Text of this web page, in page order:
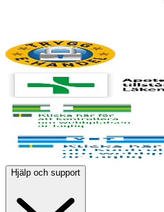
Hjälp och support